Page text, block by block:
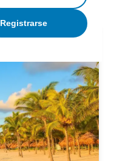
Registrarse